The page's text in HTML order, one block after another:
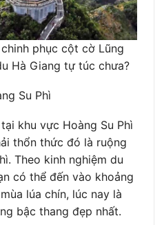
phục cột cờ Lũng
Hà Giang tự túc chưa?
Su Phì
khu vực Hoàng Su Phì
thổn thức đó là ruộng
Theo kinh nghiệm du
có thể đến vào khoảng
lúa chín, lúc nay là
bậc thang đẹp nhất.